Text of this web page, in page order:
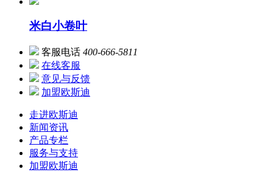
米白小卷叶
客服电话 400-666-5811
在线客服
意见与反馈
加盟欧斯迪
走进欧斯迪
新闻资讯
产品专栏
服务与支持
加盟欧斯迪